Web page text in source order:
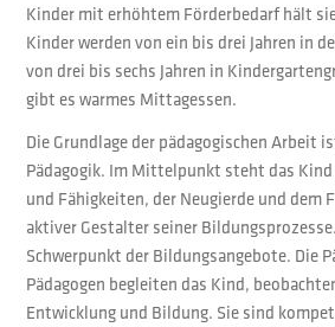
Kinder mit erhöhtem Förderbedarf hält
Kinder werden von ein bis drei Jahren in
von drei bis sechs Jahren in
gibt es warmes Mittagessen.
Die Grundlage der pädagogischen Arbeit
Pädagogik. Im Mittelpunkt steht das
und Fähigkeiten, der Neugierde und dem
aktiver Gestalter seiner
Schwerpunkt der Bildungsangebote. Die
Pädagogen begleiten das Kind,
Entwicklung und Bildung. Sie sind